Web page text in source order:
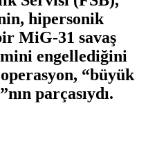
hipersonik
MiG-31 savaş
engellediğini
“büyük
parçasıydı.